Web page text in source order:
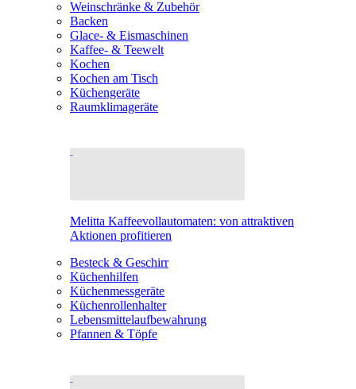
Weinschränke & Zubehör
Backen
Glace- & Eismaschinen
Kaffee- & Teewelt
Kochen
Kochen am Tisch
Küchengeräte
Raumklimageräte
Melitta Kaffeevollautomaten: von attraktiven
Aktionen profitieren
Besteck & Geschirr
Küchenhilfen
Küchenmessgeräte
Küchenrollenhalter
Lebensmittelaufbewahrung
Pfannen & Töpfe